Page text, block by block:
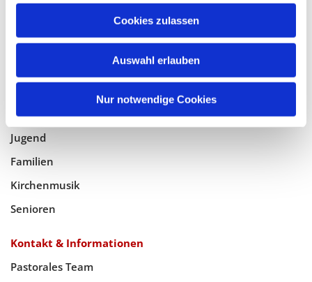
Cookies zulassen
Auswahl erlauben
Nur notwendige Cookies
Gottesdienste
Taufe, Kommunion & Trauung
Pfarreileben
Jugend
Familien
Kirchenmusik
Senioren
Kontakt & Informationen
Pastorales Team